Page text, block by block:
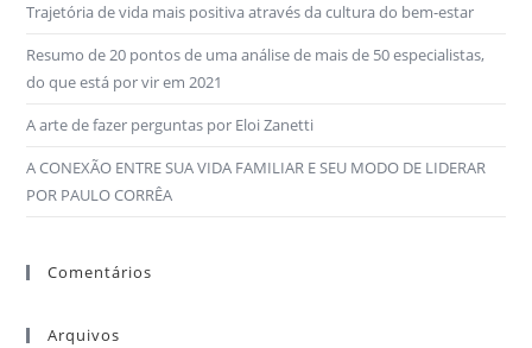
Trajetória de vida mais positiva através da cultura do bem-estar
Resumo de 20 pontos de uma análise de mais de 50 especialistas,
do que está por vir em 2021
A arte de fazer perguntas por Eloi Zanetti
A CONEXÃO ENTRE SUA VIDA FAMILIAR E SEU MODO DE LIDERAR
POR PAULO CORRÊA
Comentários
Arquivos